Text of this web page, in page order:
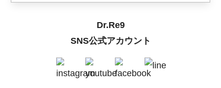
Dr.Re9
SNS公式アカウント